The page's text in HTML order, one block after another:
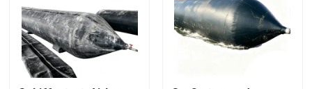
Produkte
Videos